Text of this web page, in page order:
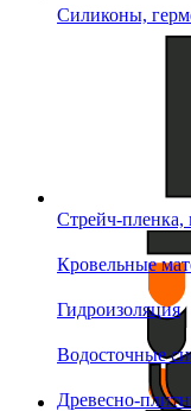
Силиконы,
Стрейч-
Кровельные
Гидроизоляция
Водосточные
Древесно-